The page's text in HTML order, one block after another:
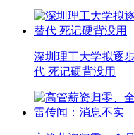
深圳理工大学拟逐
代 死记硬背没用